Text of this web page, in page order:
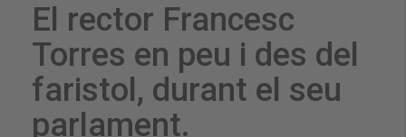
El rector Francesc
Torres en peu i des del
faristol, durant el seu
parlament.